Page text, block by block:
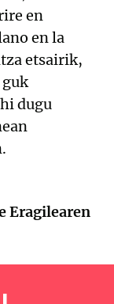
en
en la
etsairik,
dugu
Eragilearen